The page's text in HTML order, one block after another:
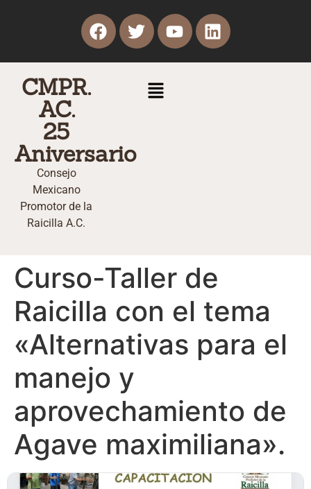
CMPR.
AC.
25
Aniversario
Consejo
Mexicano
Promotor de la
Raicilla A.C.
Curso-Taller de
Raicilla con el tema
«Alternativas para el
manejo y
aprovechamiento de
Agave maximiliana».